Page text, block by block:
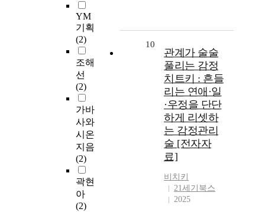
YM
기획
(2)
조해
선
(2)
가바
사와
시온
지음
(2)
곽현
아
(2)
10
관계가 술술
풀리는 감정
치트키 : 흔들
리는 연애·일
·우정을 단단
하게 리셋하
는 감정관리
술 [전자자
료]
비치키
21세기북스
2025